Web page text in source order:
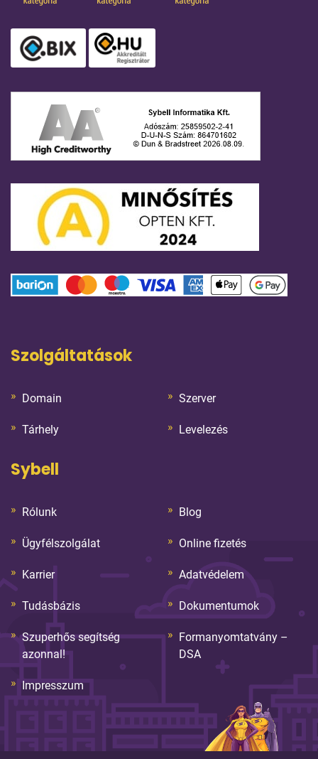
Szolgáltatások
Domain Szerver
Tárhely Levelezés
Sybell
Rólunk Blog
Ügyfélszolgálat Online fizetés
Karrier Adatvédelem
Tudásbázis Dokumentumok
Szuperhős segítség
azonnal!
Formanyomtatvány –
DSA
Impresszum